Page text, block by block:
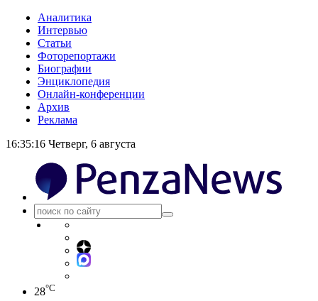
Аналитика
Интервью
Статьи
Фоторепортажи
Биографии
Энциклопедия
Онлайн-конференции
Архив
Реклама
16:35:17 Четверг, 6 августа
28°C